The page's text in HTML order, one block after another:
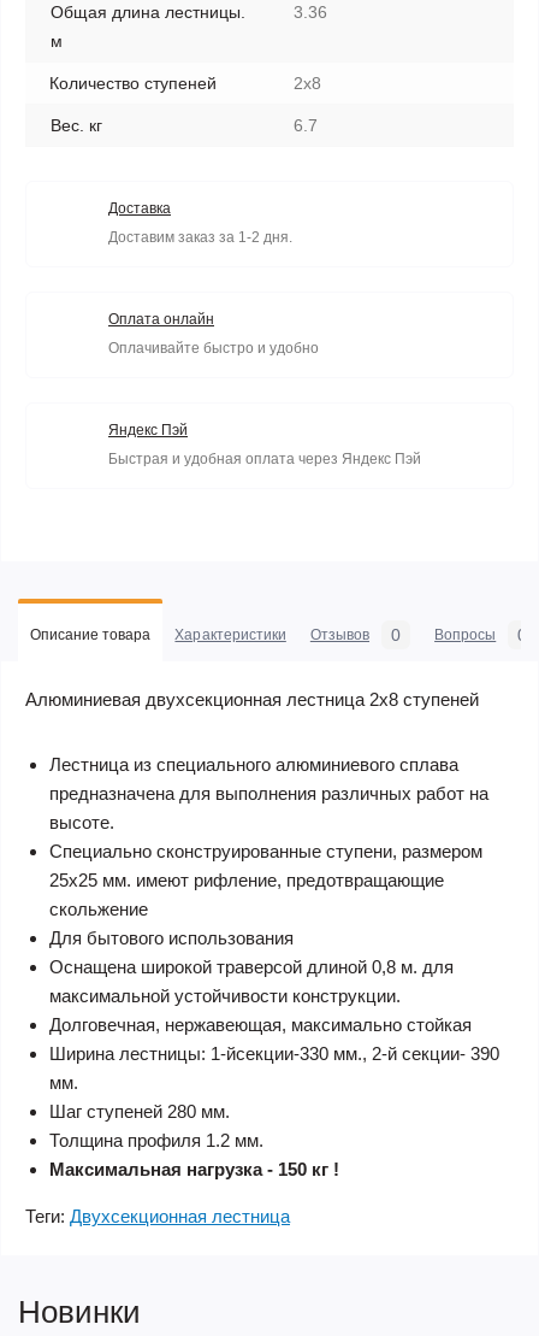
Общая длина лестницы.
м
3.36
Количество ступеней 2х8
Вес. кг 6.7
Доставка
Доставим заказ за 1-2 дня.
Оплата онлайн
Оплачивайте быстро и удобно
Яндекс Пэй
Быстрая и удобная оплата через Яндекс Пэй
Описание товара Характеристики Отзывов 0 Вопросы 0
Алюминиевая двухсекционная лестница 2х8 ступеней
Лестница из специального алюминиевого сплава
предназначена для выполнения различных работ на
высоте.
Специально сконструированные ступени, размером
25х25 мм. имеют рифление, предотвращающие
скольжение
Для бытового использования
Оснащена широкой траверсой длиной 0,8 м. для
максимальной устойчивости конструкции.
Долговечная, нержавеющая, максимально стойкая
Ширина лестницы: 1-йсекции-330 мм., 2-й секции- 390
мм.
Шаг ступеней 280 мм.
Толщина профиля 1.2 мм.
Максимальная нагрузка - 150 кг !
Теги: Двухсекционная лестница
Новинки